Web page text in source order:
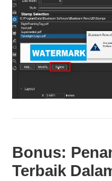
Bonus:
Terbaik